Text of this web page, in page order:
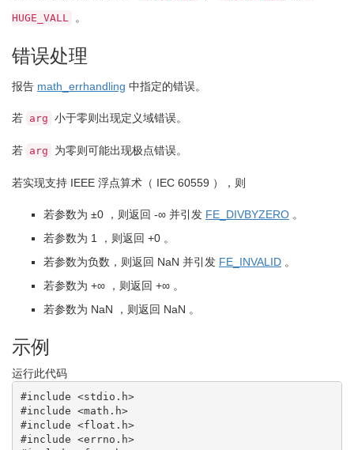
HUGE_VALL 。
错误处理
报告 math_errhandling 中指定的错误。
若 arg 小于零则出现定义域错误。
若 arg 为零则可能出现极点错误。
若实现支持 IEEE 浮点算术（ IEC 60559 ），则
若参数为 ±0 ，则返回 -∞ 并引发 FE_DIVBYZERO 。
若参数为 1 ，则返回 +0 。
若参数为负数，则返回 NaN 并引发 FE_INVALID 。
若参数为 +∞ ，则返回 +∞ 。
若参数为 NaN ，则返回 NaN 。
示例
运行此代码
#include <stdio.h>
#include <math.h>
#include <float.h>
#include <errno.h>